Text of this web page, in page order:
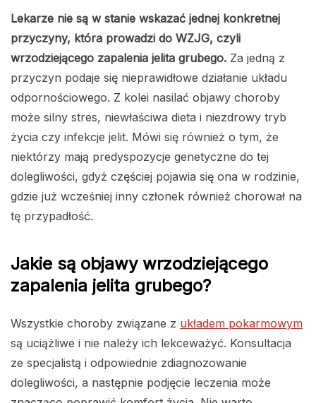
Lekarze nie są w stanie wskazać jednej konkretnej
przyczyny, która prowadzi do WZJG, czyli
wrzodziejącego zapalenia jelita grubego. Za jedną z
przyczyn podaje się nieprawidłowe działanie układu
odpornościowego. Z kolei nasilać objawy choroby
może silny stres, niewłaściwa dieta i niezdrowy tryb
życia czy infekcje jelit. Mówi się również o tym, że
niektórzy mają predyspozycje genetyczne do tej
dolegliwości, gdyż częściej pojawia się ona w rodzinie,
gdzie już wcześniej inny członek również chorował na
tę przypadłość.
Jakie są objawy wrzodziejącego
zapalenia jelita grubego?
Wszystkie choroby związane z układem pokarmowym
są uciążliwe i nie należy ich lekceważyć. Konsultacja
ze specjalistą i odpowiednie zdiagnozowanie
dolegliwości, a następnie podjęcie leczenia może